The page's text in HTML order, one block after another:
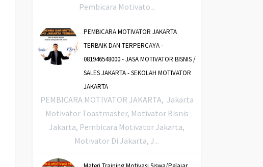
Pembicara Motivato...
PEMBICARA MOTIVATOR JAKARTA
TERBAIK DAN TERPERCAYA -
081946548000 - JASA MOTIVATOR BISNIS /
SALES JAKARTA - SEKOLAH MOTIVATOR
JAKARTA
PEMBICARA MOTIVATOR JAKARTA, Jakarta
Motivator Toastmaster, Motivator Bisnis
Jakarta, Pembicara Motivator Jakarta,
Motivator Di Jakarta, J...